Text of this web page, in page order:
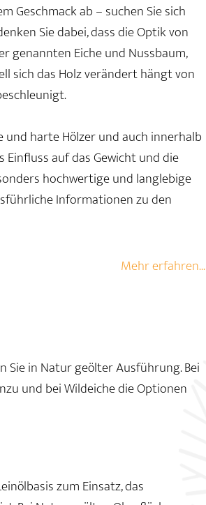
Geschmack ab – suchen Sie sich
Sie dabei, dass die Optik von
genannten Eiche und Nussbaum,
sich das Holz verändert hängt von
harte Hölzer und auch innerhalb
auf das Gewicht und die
hochwertige und langlebige
Informationen zu den
Mehr erfahren...
Sie in Natur geölter Ausführung. Bei
und bei Wildeiche die Optionen
zum Einsatz, das